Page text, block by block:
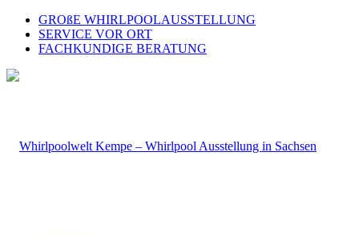
GROßE WHIRLPOOLAUSSTELLUNG
SERVICE VOR ORT
FACHKUNDIGE BERATUNG